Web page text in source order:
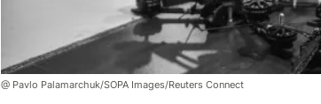
@ Pavlo Palamarchuk/SOPA Images/Reuters Connect